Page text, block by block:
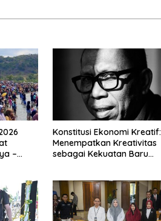
–
Konstitusi Ekonomi Kreatif:
Menempatkan Kreativitas
sebagai Kekuatan Baru